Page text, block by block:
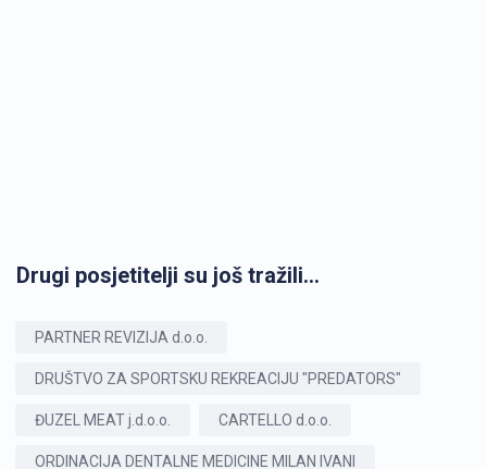
Drugi posjetitelji su još tražili...
PARTNER REVIZIJA d.o.o.
DRUŠTVO ZA SPORTSKU REKREACIJU "PREDATORS"
ĐUZEL MEAT j.d.o.o. CARTELLO d.o.o.
ORDINACIJA DENTALNE MEDICINE MILAN IVANI